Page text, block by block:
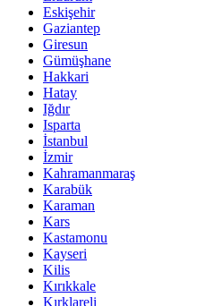
Eskişehir
Gaziantep
Giresun
Gümüşhane
Hakkari
Hatay
Iğdır
Isparta
İstanbul
İzmir
Kahramanmaraş
Karabük
Karaman
Kars
Kastamonu
Kayseri
Kilis
Kırıkkale
Kırklareli